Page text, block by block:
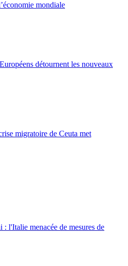
mondiale
détournent les nouveaux
migratoire de Ceuta met
l'Italie menacée de mesures de